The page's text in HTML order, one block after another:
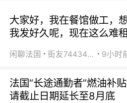
大家好，我在餐馆做工，
我发好久呢，现在这么难
闲聊法国 街友74434350 9小时
法国“长途通勤者”燃油补
请截止日期延长至8月底